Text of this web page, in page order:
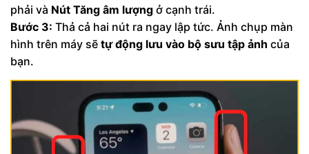
phải và Nút Tăng âm lượng ở cạnh trái.
Bước 3: Thả cả hai nút ra ngay lập tức. Ảnh chụp màn
hình trên máy sẽ tự động lưu vào bộ sưu tập ảnh của
bạn.